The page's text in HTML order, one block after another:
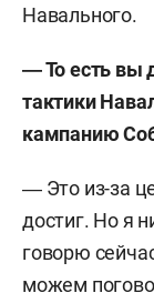
Навального.
― То есть вы
тактики
кампанию
― Это из-за
достиг. Но я
говорю
можем